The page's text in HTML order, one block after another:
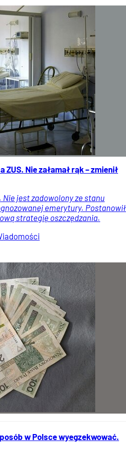
Nie załamał rąk – zmienił
Nie jest zadowolony ze stanu
emerytury. Postanowił
strategię oszczędzania.
w Polsce wyegzekwować.